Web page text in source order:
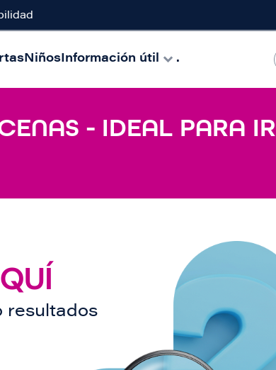
NiñosInformación útil .
- IDEAL PARA IR
resultados